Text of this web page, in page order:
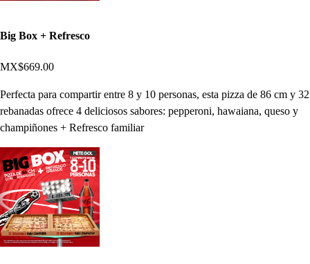
Big Box + Refresco
MX$669.00
Perfecta para compartir entre 8 y 10 personas, esta pizza de 86 cm y 32
rebanadas ofrece 4 deliciosos sabores: pepperoni, hawaiana, queso y
champiñones + Refresco familiar